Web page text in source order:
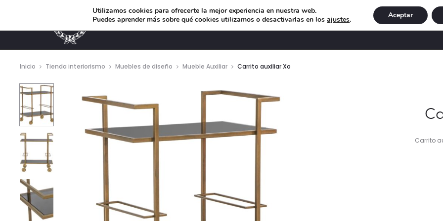
MUEBLES DE DISEÑO ILUMINACIÓN NAVIDAD
Inicio Tienda interiorismo Muebles de diseño Mueble Auxiliar Carrito auxiliar Xo
Carrito
Utilizamos cookies para ofrecerte la mejor experiencia en nuestra web.
Puedes aprender más sobre qué cookies utilizamos o desactivarlas en losajustes. Aceptar